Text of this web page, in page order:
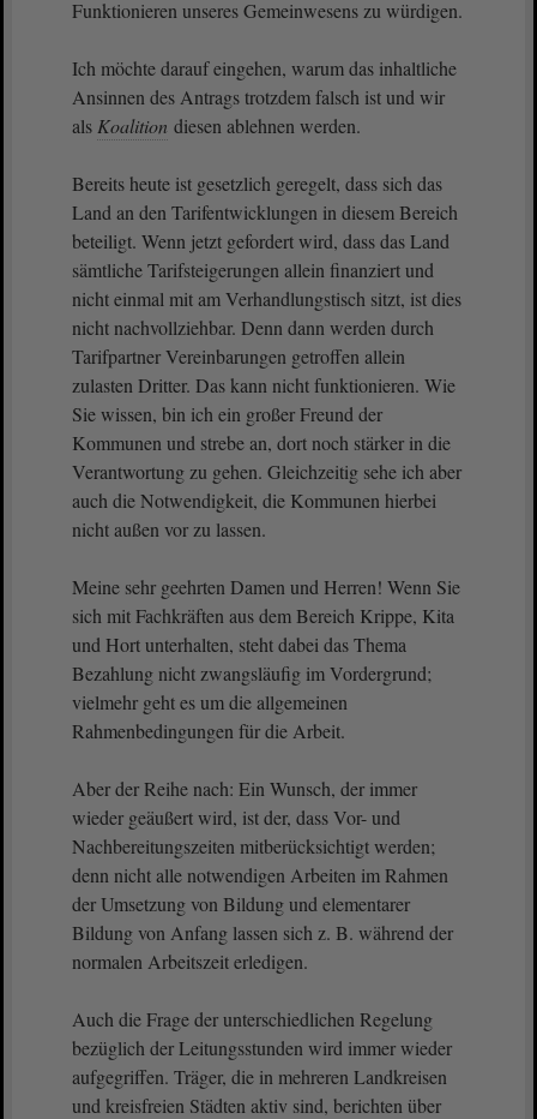
Funktionieren unseres Gemeinwesens zu würdigen.
Ich möchte darauf eingehen, warum das inhaltliche
Ansinnen des Antrags trotzdem falsch ist und wir
als Koalition diesen ablehnen werden.
Bereits heute ist gesetzlich geregelt, dass sich das
Land an den Tarifentwicklungen in diesem Bereich
beteiligt. Wenn jetzt gefordert wird, dass das Land
sämtliche Tarifsteigerungen allein finanziert und
nicht einmal mit am Verhandlungstisch sitzt, ist dies
nicht nachvollziehbar. Denn dann werden durch
Tarifpartner Vereinbarungen getroffen allein
zulasten Dritter. Das kann nicht funktionieren. Wie
Sie wissen, bin ich ein großer Freund der
Kommunen und strebe an, dort noch stärker in die
Verantwortung zu gehen. Gleichzeitig sehe ich aber
auch die Notwendigkeit, die Kommunen hierbei
nicht außen vor zu lassen.
Meine sehr geehrten Damen und Herren! Wenn Sie
sich mit Fachkräften aus dem Bereich Krippe, Kita
und Hort unterhalten, steht dabei das Thema
Bezahlung nicht zwangsläufig im Vordergrund;
vielmehr geht es um die allgemeinen
Rahmenbedingungen für die Arbeit.
Aber der Reihe nach: Ein Wunsch, der immer
wieder geäußert wird, ist der, dass Vor- und
Nachbereitungszeiten mitberücksichtigt werden;
denn nicht alle notwendigen Arbeiten im Rahmen
der Umsetzung von Bildung und elementarer
Bildung von Anfang lassen sich z. B. während der
normalen Arbeitszeit erledigen.
Auch die Frage der unterschiedlichen Regelung
bezüglich der Leitungsstunden wird immer wieder
aufgegriffen. Träger, die in mehreren Landkreisen
und kreisfreien Städten aktiv sind, berichten über